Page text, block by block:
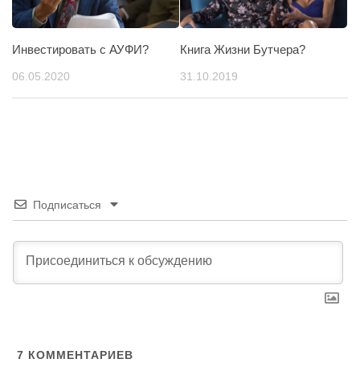
Инвестировать с АУФИ?
06.05.2020
Книга Жизни Бутчера?
31.10.2019
Подписаться
7 КОММЕНТАРИЕВ